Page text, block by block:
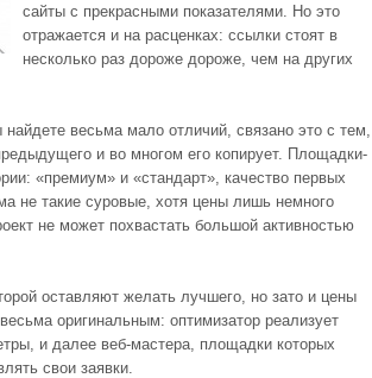
сайты с прекрасными показателями. Но это
отражается и на расценках: ссылки стоят в
несколько раз дороже дороже, чем на других
весьма мало отличий, связано это с тем,
и во многом его копирует. Площадки-
«премиум» и «стандарт», качество первых
не такие суровые, хотя цены лишь немного
не может похвастать большой активностью
оставляют желать лучшего, но зато и цены
оригинальным: оптимизатор реализует
и далее веб-мастера, площадки которых
свои заявки.